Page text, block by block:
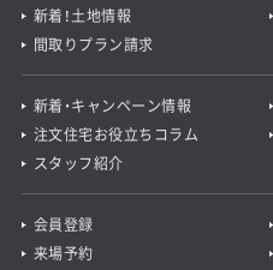
新着！土地情報
間取りプラン請求
新着・キャンペーン情報
注文住宅お役立ちコラム
スタッフ紹介
会員登録
来場予約